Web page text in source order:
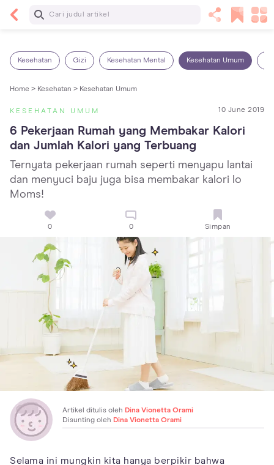
Baca Selanjutnya
Kesehatan Gizi Kesehatan Mental Kesehatan Umum
Home > Kesehatan > Kesehatan Umum
KESEHATAN UMUM 10 June 2019
6 Pekerjaan Rumah yang Membakar Kalori
dan Jumlah Kalori yang Terbuang
Ternyata pekerjaan rumah seperti menyapu lantai
dan menyuci baju juga bisa membakar kalori lo
Moms!
0 0 Simpan
Artikel ditulis oleh Dina Vionetta Orami
Disunting oleh Dina Vionetta Orami
Selama ini mungkin kita hanya berpikir bahwa